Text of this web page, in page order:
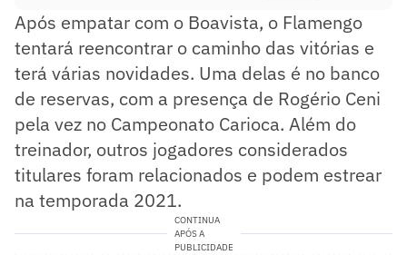
Após empatar com o Boavista, o Flamengo
tentará reencontrar o caminho das vitórias e
terá várias novidades. Uma delas é no banco
de reservas, com a presença de Rogério Ceni
pela vez no Campeonato Carioca. Além do
treinador, outros jogadores considerados
titulares foram relacionados e podem estrear
na temporada 2021.
CONTINUA
APÓS A
PUBLICIDADE